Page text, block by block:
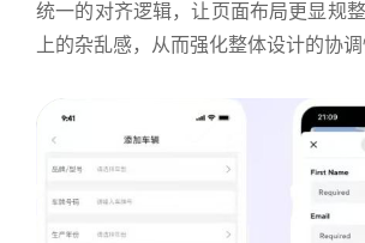
统一的对齐逻辑，让页面布局更显规
上的杂乱感，从而强化整体设计的协调